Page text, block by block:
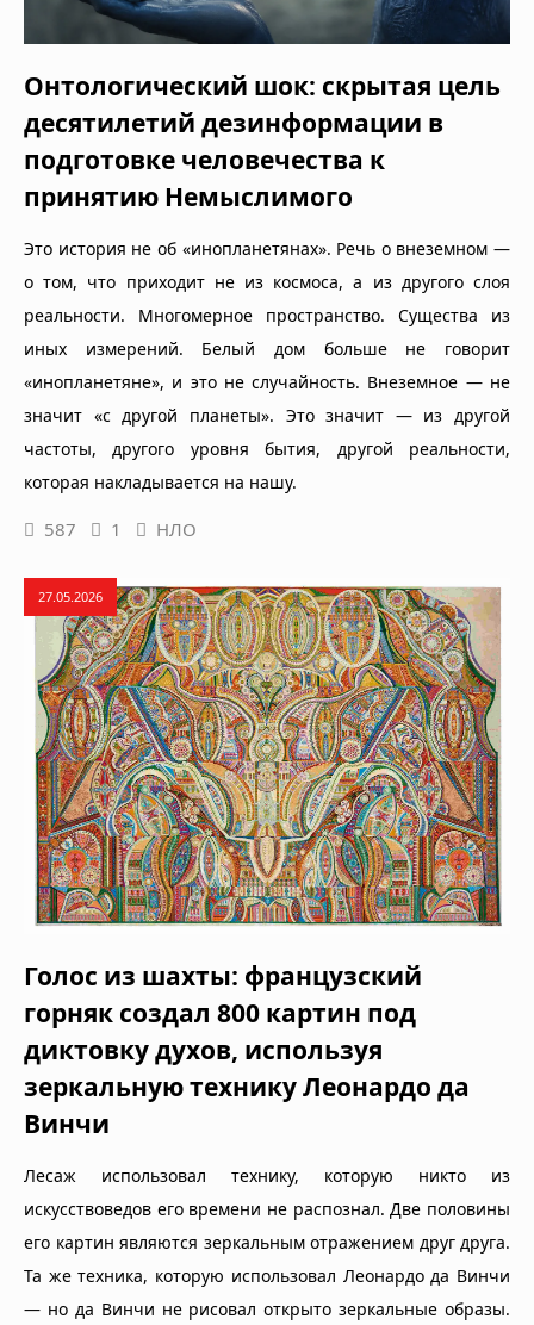
Онтологический шок: скрытая цель
десятилетий дезинформации в
подготовке человечества к
принятию Немыслимого
Это история не об «инопланетянах». Речь о внеземном —
о том, что приходит не из космоса, а из другого слоя
реальности. Многомерное пространство. Существа из
иных измерений. Белый дом больше не говорит
«инопланетяне», и это не случайность. Внеземное — не
значит «с другой планеты». Это значит — из другой
частоты, другого уровня бытия, другой реальности,
которая накладывается на нашу.
587 1 НЛО
27.05.2026
Голос из шахты: французский
горняк создал 800 картин под
диктовку духов, используя
зеркальную технику Леонардо да
Винчи
Лесаж использовал технику, которую никто из
искусствоведов его времени не распознал. Две половины
его картин являются зеркальным отражением друг друга.
Та же техника, которую использовал Леонардо да Винчи
— но да Винчи не рисовал открыто зеркальные образы.